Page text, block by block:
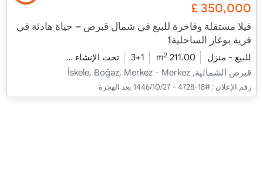
350,000
£
فيلا مستقلة وفاخرة للبيع في شمال قبرص – حياة هادئة في
قرية بوغاز الساحلية1
للبيع - منزل 211.00 m
2
3+1 تحت الإنشاء
قبرص الشمالية, İskele, Boğaz, Merkez - Merkez
رقم الإعلان : #18-4728 - 27‏‏/10‏‏/1446 بعد الهجرة